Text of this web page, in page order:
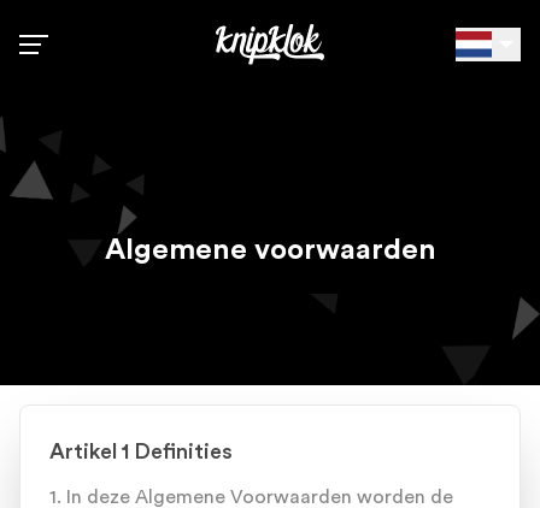
Info
Kies taal
Algemene voorwaarden
Artikel 1 Definities
1. In deze Algemene Voorwaarden worden de